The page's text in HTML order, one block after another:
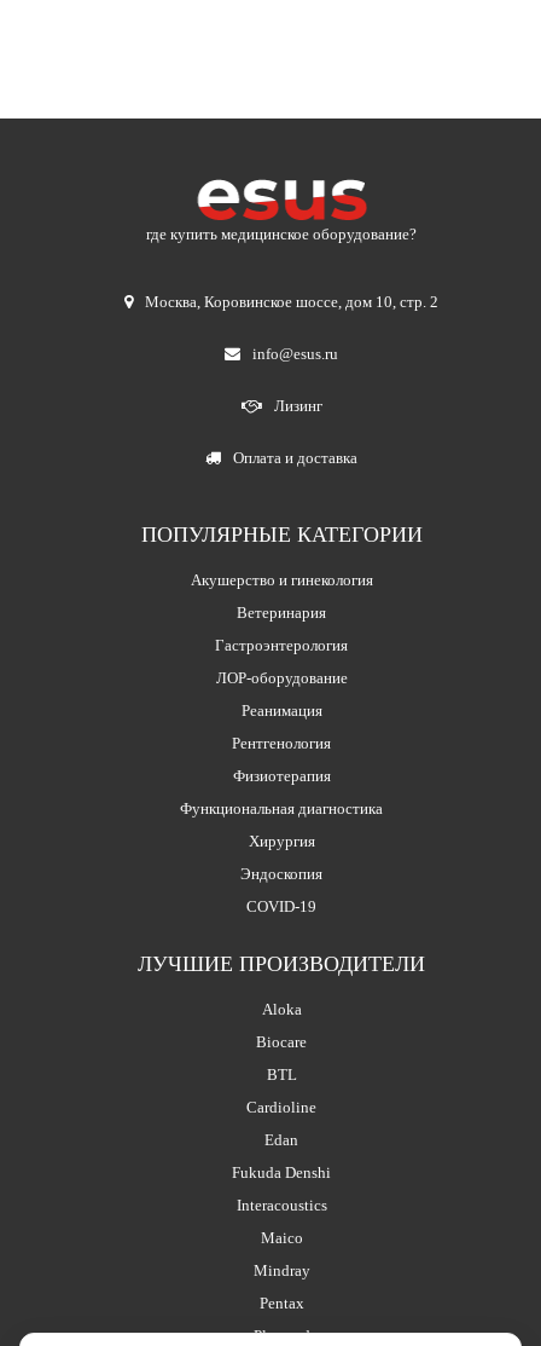
где купить медицинское оборудование?
Москва,Коровинское шоссе, дом 10, стр. 2
info@esus.ru
Лизинг
Оплата и доставка
ПОПУЛЯРНЫЕ КАТЕГОРИИ
Акушерство и гинекология
Ветеринария
Гастроэнтерология
ЛОР-оборудование
Реанимация
Рентгенология
Физиотерапия
Функциональная диагностика
Хирургия
Эндоскопия
COVID-19
ЛУЧШИЕ ПРОИЗВОДИТЕЛИ
Aloka
Biocare
BTL
Cardioline
Edan
Fukuda Denshi
Interacoustics
Maico
Mindray
Pentax
Planmed